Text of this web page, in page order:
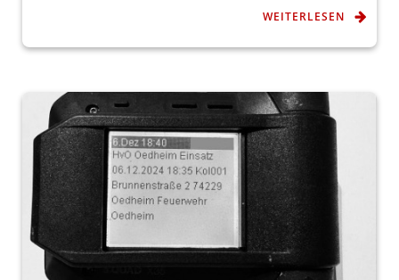
WEITERLESEN